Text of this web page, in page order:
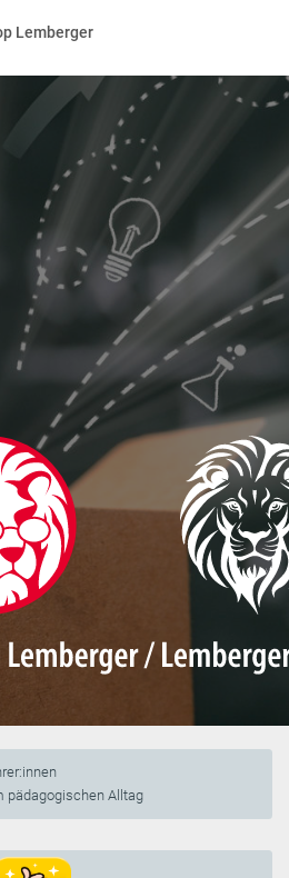
Lemberger
pädagogischen Alltag